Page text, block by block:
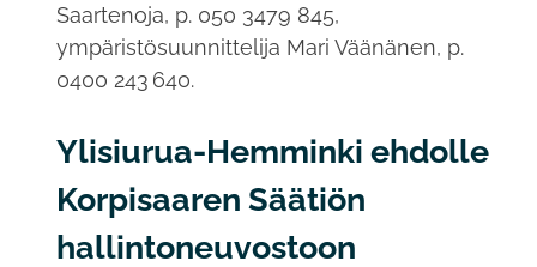
Saartenoja, p. 050 3479 845,
ympäristösuunnittelija Mari Väänänen, p.
0400 243 640.
Ylisiurua-Hemminki ehdolle
Korpisaaren Säätiön
hallintoneuvostoon